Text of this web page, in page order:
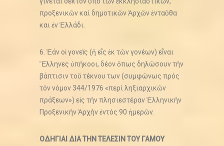
προξενικῶν καί δημοτικῶν Ἀρχῶν ἐνταῦθα
και ἐν Ἑλλάδι.
6. Ἐάν οἱ γονεῖς (ἤ εἷς ἐκ τῶν γονέων) εἶναι
Ἕλληνες ὑπήκοοι, δέον ὅπως δηλώσουν τήν
βάπτισιν τοῦ τέκνου των (συμφώνως πρός
τόν νόμον 344/1976 «περί ληξιαρχικῶν
πράξεων») εἰς τήν πλησιεστέραν Ἑλληνικήν
Προξενικήν Ἀρχήν ἐντός 90 ἡμερῶν.
ΟΔΗΓΙΑΙ ΔΙΑ ΤΗΝ ΤΕΛΕΣΙΝ ΤΟΥ ΓΑΜΟΥ